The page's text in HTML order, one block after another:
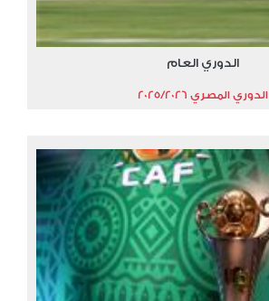
الدوري العام
الدوري المصري 2025/2026